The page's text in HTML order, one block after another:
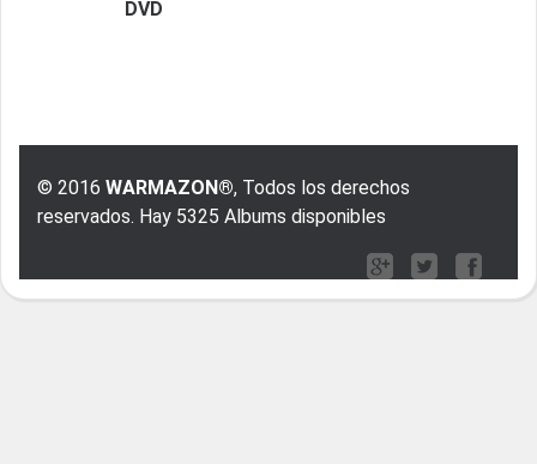
DVD
© 2016 WARMAZON®, Todos los derechos
reservados. Hay 5325 Albums disponibles